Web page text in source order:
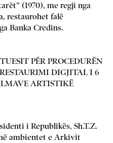
(1970), me regji nga
restaurohet falë
Banka Credins.
PËR PROCEDURËN
DIGJITAL I 6
ARTISTIKË
i Republikës, Sh.T.Z.
ambientet e Arkivit